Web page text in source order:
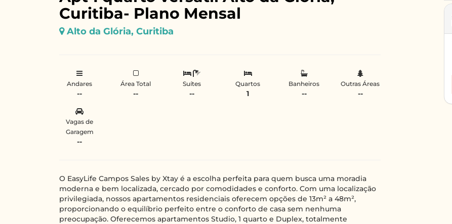
Curitiba- Plano Mensal
Alto da Glória, Curitiba
Andares
--
Área Total
--
Suítes
--
Quartos
1
Banheiros
--
Outras Áreas
--
Vagas de
Garagem
--
O EasyLife Campos Sales by Xtay é a escolha perfeita para quem busca uma moradia
moderna e bem localizada, cercado por comodidades e conforto. Com uma localização
privilegiada, nossos apartamentos residenciais oferecem opções de 13m² a 48m²,
proporcionando o equilíbrio perfeito entre o conforto de casa sem nenhuma
preocupação. Oferecemos apartamentos Studio, 1 quarto e Duplex, totalmente